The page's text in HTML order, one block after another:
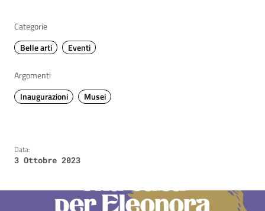
Categorie
Belle arti
Eventi
Argomenti
Inaugurazioni
Musei
Data:
3 Ottobre 2023